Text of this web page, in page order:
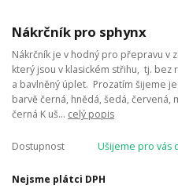
Nákrčník pro sphynx
Nákrčník je v hodný pro přepravu v
který jsou v klasickém střihu, tj.
a bavlněný úplet. Prozatím šijeme
barvě černá, hnědá, šedá, červená,
černá K uš... celý popis
Dostupnost Ušijeme pro vás
Nejsme plátci DPH